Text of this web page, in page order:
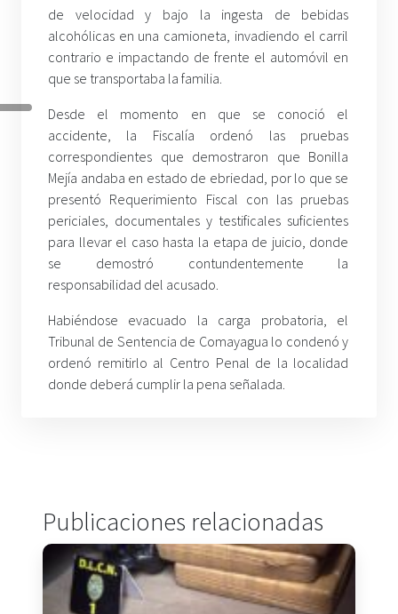
de velocidad y bajo la ingesta de bebidas
alcohólicas en una camioneta, invadiendo el carril
contrario e impactando de frente el automóvil en
que se transportaba la familia.
Desde el momento en que se conoció el
accidente, la Fiscalía ordenó las pruebas
correspondientes que demostraron que Bonilla
Mejía andaba en estado de ebriedad, por lo que se
presentó Requerimiento Fiscal con las pruebas
periciales, documentales y testificales suficientes
para llevar el caso hasta la etapa de juicio, donde
se demostró contundentemente la
responsabilidad del acusado.
Habiéndose evacuado la carga probatoria, el
Tribunal de Sentencia de Comayagua lo condenó y
ordenó remitirlo al Centro Penal de la localidad
donde deberá cumplir la pena señalada.
Publicaciones relacionadas